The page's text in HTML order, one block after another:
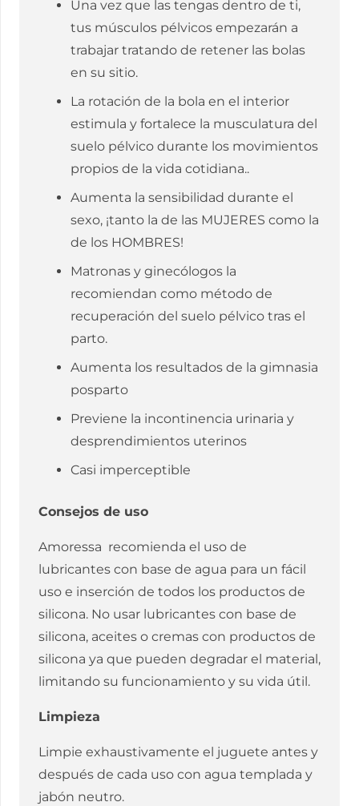
Una vez que las tengas dentro de ti,
tus músculos pélvicos empezarán a
trabajar tratando de retener las bolas
en su sitio.
La rotación de la bola en el interior
estimula y fortalece la musculatura del
suelo pélvico durante los movimientos
propios de la vida cotidiana..
Aumenta la sensibilidad durante el
sexo, ¡tanto la de las MUJERES como la
de los HOMBRES!
Matronas y ginecólogos la
recomiendan como método de
recuperación del suelo pélvico tras el
parto.
Aumenta los resultados de la gimnasia
posparto
Previene la incontinencia urinaria y
desprendimientos uterinos
Casi imperceptible
Consejos de uso
Amoressa recomienda el uso de
lubricantes con base de agua para un fácil
uso e inserción de todos los productos de
silicona. No usar lubricantes con base de
silicona, aceites o cremas con productos de
silicona ya que pueden degradar el material,
limitando su funcionamiento y su vida útil.
Limpieza
Limpie exhaustivamente el juguete antes y
después de cada uso con agua templada y
jabón neutro.